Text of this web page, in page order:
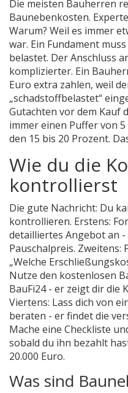
Die meisten Bauherren
Baunebenkosten.
Warum? Weil es immer
war. Ein Fundament
belastet. Der Anschluss
komplizierter. Ein
Euro extra zahlen, weil
„schadstoffbelastet“
Gutachten vor dem Kauf
immer einen Puffer von
den 15 bis 20 Prozent.
Wie du die
kontrollierst
Die gute Nachricht: Du
kontrollieren. Erstens:
detailliertes Angebot an
Pauschalpreis. Zweitens:
„Welche
Nutze den kostenlosen
BauFi24 - er zeigt dir die
Viertens: Lass dich von
beraten - er findet die
Mache eine Checkliste
sobald du ihn bezahlt
20.000 Euro.
Was sind